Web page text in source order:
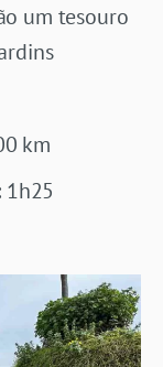
um tesouro
km
1h25